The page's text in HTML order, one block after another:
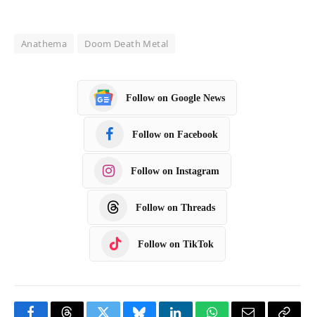
Anathema Doom Death Metal
Follow on Google News
Follow on Facebook
Follow on Instagram
Follow on Threads
Follow on TikTok